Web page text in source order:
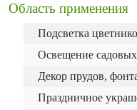
Область применения
Подсветка
Освещение
Декор прудов,
Праздничное